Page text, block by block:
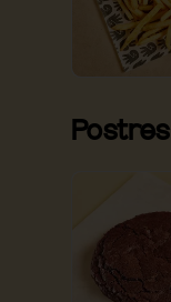
Postres